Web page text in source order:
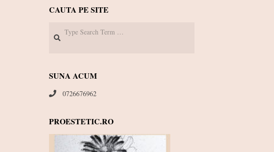
CAUTA PE SITE
SUNA ACUM
0726676962
PROESTETIC.RO